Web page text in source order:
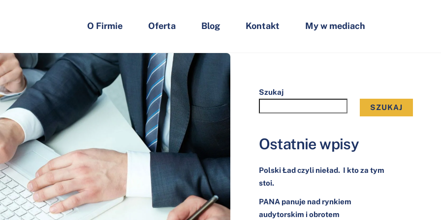
O Firmie Oferta Blog Kontakt My w mediach
Szukaj
SZUKAJ
Ostatnie wpisy
Polski Ład czyli nieład. I kto za tym
stoi.
PANA panuje nad rynkiem
audytorskim i obrotem